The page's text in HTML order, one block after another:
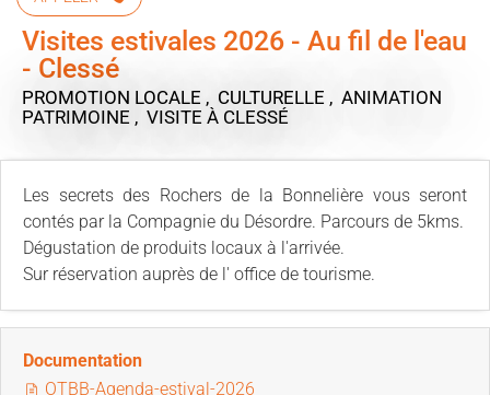
Visites estivales 2026 - Au fil de l'eau
- Clessé
PROMOTION LOCALE , CULTURELLE , ANIMATION
PATRIMOINE , VISITE À CLESSÉ
Les secrets des Rochers de la Bonnelière vous seront
contés par la Compagnie du Désordre. Parcours de 5kms.
Dégustation de produits locaux à l'arrivée.
Sur réservation auprès de l' office de tourisme.
Documentation
OTBB-Agenda-estival-2026